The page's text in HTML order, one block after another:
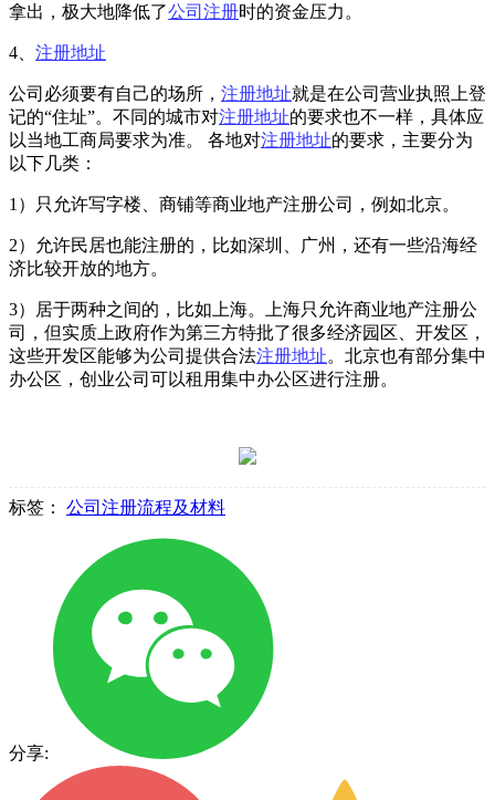
拿出，极大地降低了公司注册时的资金压力。
4、 注册地址
公司必须要有自己的场所， 注册地址就是在公司营业执照上登
记的“住址”。不同的城市对注册地址的要求也不一样，具体应
以当地工商局要求为准。 各地对注册地址的要求，主要分为
以下几类：
1）只允许写字楼、商铺等商业地产注册公司，例如北京。
2）允许民居也能注册的，比如深圳、广州，还有一些沿海经
济比较开放的地方。
3）居于两种之间的，比如上海。上海只允许商业地产注册公
司，但实质上政府作为第三方特批了很多经济园区、开发区，
这些开发区能够为公司提供合法注册地址。北京也有部分集中
办公区，创业公司可以租用集中办公区进行注册。
标签： 公司注册流程及材料
分享: